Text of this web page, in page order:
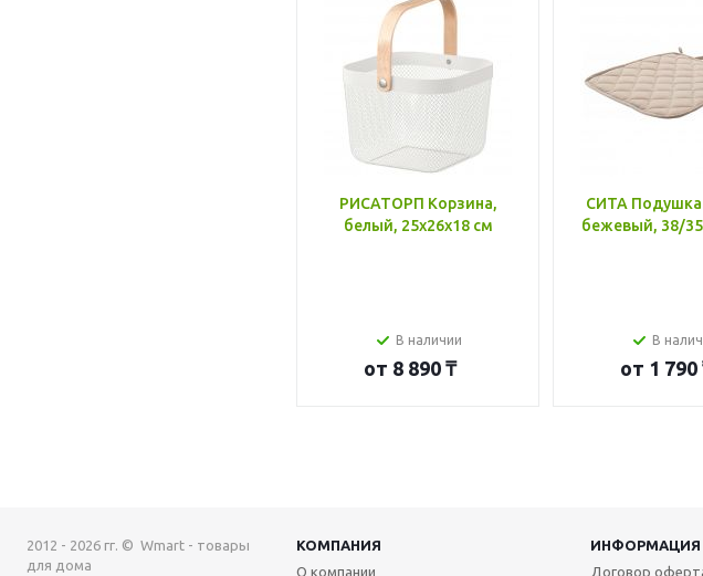
РИСАТОРП Корзина,
белый, 25x26x18 см
В наличии
от 8 890 ₸
СИТА Подушка
бежевый, 38/
В
от 1 790
2012 - 2026 гг. © Wmart - товары
для дома
КОМПАНИЯ
ИНФОРМАЦИЯ
О компании
Договор